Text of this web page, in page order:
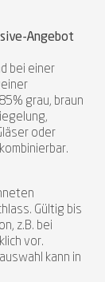
Angebot
bei einer
grau, braun
oder
Gültig bis
z.B. bei
vor.
kann in